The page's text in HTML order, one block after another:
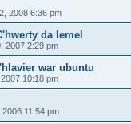
2008 6:36 pm
da lemel
2007 2:29 pm
war ubuntu
10:18 pm
2006 11:54 pm